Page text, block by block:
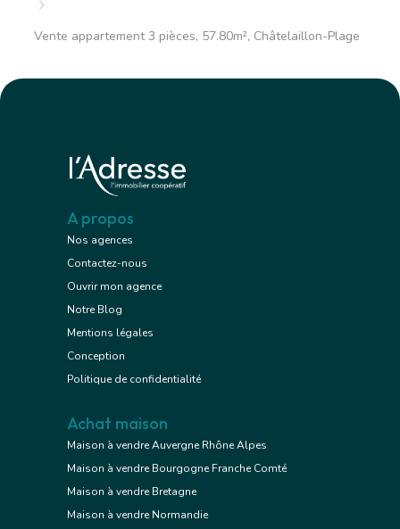
Vente appartement 3 pièces, 57.80m², Châtelaillon-Plage
A propos
Nos agences
Contactez-nous
Ouvrir mon agence
Notre Blog
Mentions légales
Conception
Politique de confidentialité
Achat maison
Maison à vendre Auvergne Rhône Alpes
Maison à vendre Bourgogne Franche Comté
Maison à vendre Bretagne
Maison à vendre Normandie